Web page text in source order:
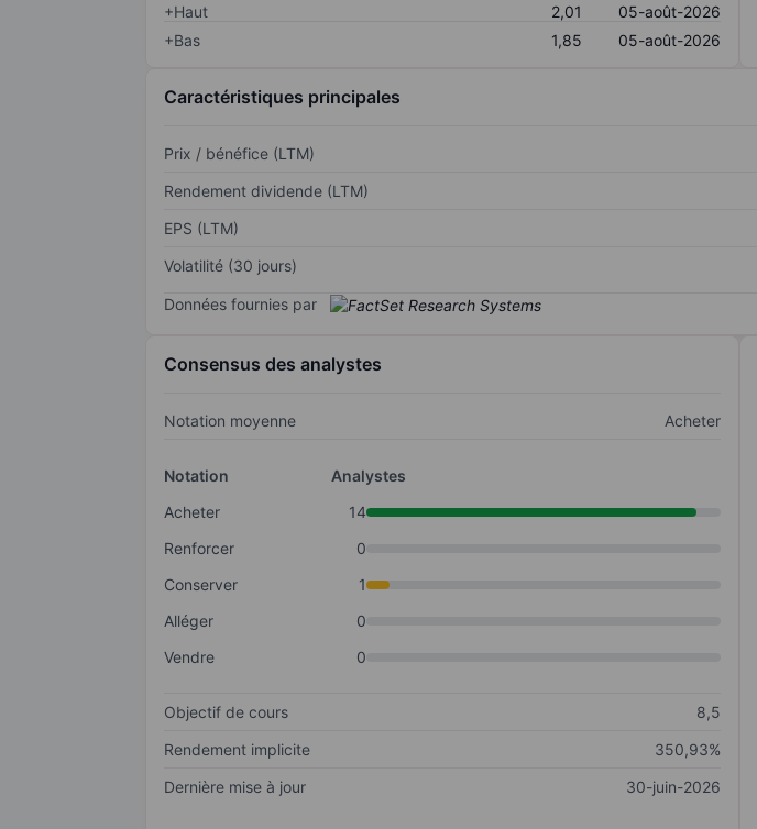
+Haut
2,01
05-août-2026
+Bas
1,85 05-août-2026
Caractéristiques principales
Prix / bénéfice (LTM)
Rendement dividende (LTM)
EPS (LTM)
Volatilité (30 jours)
Données fournies par
Consensus des analystes
Notation moyenne Acheter
Notation
Analystes
Acheter
14
Renforcer
0
Conserver
1
Alléger
0
Vendre
0
Objectif de cours
8,5
Rendement implicite
350,93%
Dernière mise à jour
30-juin-2026